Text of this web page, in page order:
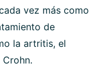
vez más como
de
la artritis, el